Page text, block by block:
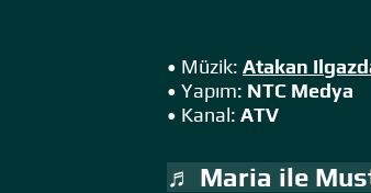
• Müzik: Atakan
• Yapım: NTC Medya
• Kanal: ATV
♬ Maria ile